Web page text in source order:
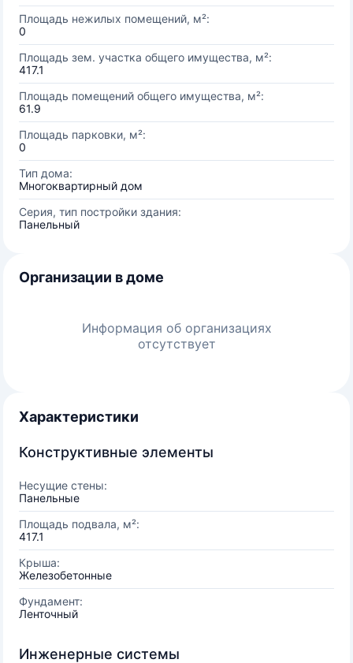
Площадь нежилых помещений, м²:
0
Площадь зем. участка общего имущества, м²:
417.1
Площадь помещений общего имущества, м²:
61.9
Площадь парковки, м²:
0
Тип дома:
Многоквартирный дом
Серия, тип постройки здания:
Панельный
Организации в доме
Информация об организациях
отсутствует
Характеристики
Конструктивные элементы
Несущие стены:
Панельные
Площадь подвала, м²:
417.1
Крыша:
Железобетонные
Фундамент:
Ленточный
Инженерные системы